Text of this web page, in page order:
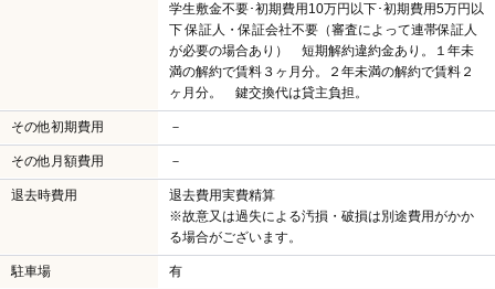
学生敷金不要･初期費用10万円以下･初期費用5万円以
下 保証人・保証会社不要（審査によって連帯保証人
が必要の場合あり） 短期解約違約金あり。１年未
満の解約で賃料３ヶ月分。２年未満の解約で賃料２
ヶ月分。 鍵交換代は貸主負担。
その他初期費用 －
その他月額費用 －
退去時費用
退去費用実費精算
※故意又は過失による汚損・破損は別途費用がかか
る場合がございます。
駐車場 有